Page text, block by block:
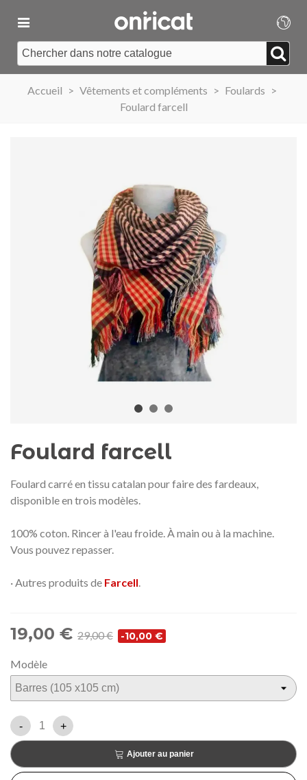
Accueil > Vêtements et compléments > Foulards >
Foulard farcell
Foulard farcell
Foulard carré en tissu catalan pour faire des fardeaux,
disponible en trois modèles.
100% coton. Rincer à l'eau froide. À main ou à la machine.
Vous pouvez repasser.
· Autres produits de Farcell.
19,00 € 29,00 € -10,00 €
Modèle
- +
Ajouter au panier
Médaille commémorative Gaudí
2026 – Édition limitée
NEUF
Ajouter au panier
Motxilla Stivibags